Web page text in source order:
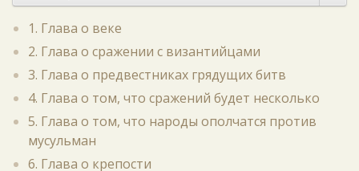
1. Глава о веке
2. Глава о сражении с византийцами
3. Глава о предвестниках грядущих битв
4. Глава о том, что сражений будет несколько
5. Глава о том, что народы ополчатся против
мусульман
6. Глава о крепости